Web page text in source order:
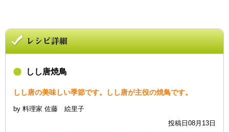
しし唐焼鳥
しし唐の美味しい季節です。しし唐が主役の焼鳥です。
by 料理家 佐藤 絵里子
投稿日08月13日